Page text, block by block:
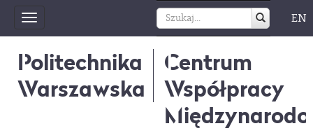
Toggle
navigation
EN
Politechnika
Warszawska
Centrum
Współpracy